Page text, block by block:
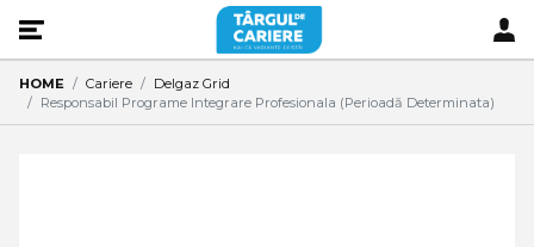
HOME Cariere
Delgaz Grid
Responsabil Programe Integrare Profesionala (Perioadă Determinata)